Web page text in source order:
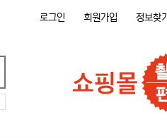
로그인 회원가입 정보찾기